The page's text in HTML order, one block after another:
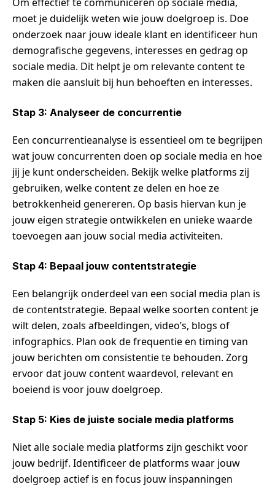
moet je duidelijk weten wie jouw doelgroep is. Doe
onderzoek naar jouw ideale klant en identificeer hun
demografische gegevens, interesses en gedrag op
sociale media. Dit helpt je om relevante content te
maken die aansluit bij hun behoeften en interesses.
Stap 3: Analyseer de concurrentie
Een concurrentieanalyse is essentieel om te begrijpen
wat jouw concurrenten doen op sociale media en hoe
jij je kunt onderscheiden. Bekijk welke platforms zij
gebruiken, welke content ze delen en hoe ze
betrokkenheid genereren. Op basis hiervan kun je
jouw eigen strategie ontwikkelen en unieke waarde
toevoegen aan jouw social media activiteiten.
Stap 4: Bepaal jouw contentstrategie
Een belangrijk onderdeel van een social media plan is
de contentstrategie. Bepaal welke soorten content je
wilt delen, zoals afbeeldingen, video’s, blogs of
infographics. Plan ook de frequentie en timing van
jouw berichten om consistentie te behouden. Zorg
ervoor dat jouw content waardevol, relevant en
boeiend is voor jouw doelgroep.
Stap 5: Kies de juiste sociale media platforms
Niet alle sociale media platforms zijn geschikt voor
jouw bedrijf. Identificeer de platforms waar jouw
doelgroep actief is en focus jouw inspanningen